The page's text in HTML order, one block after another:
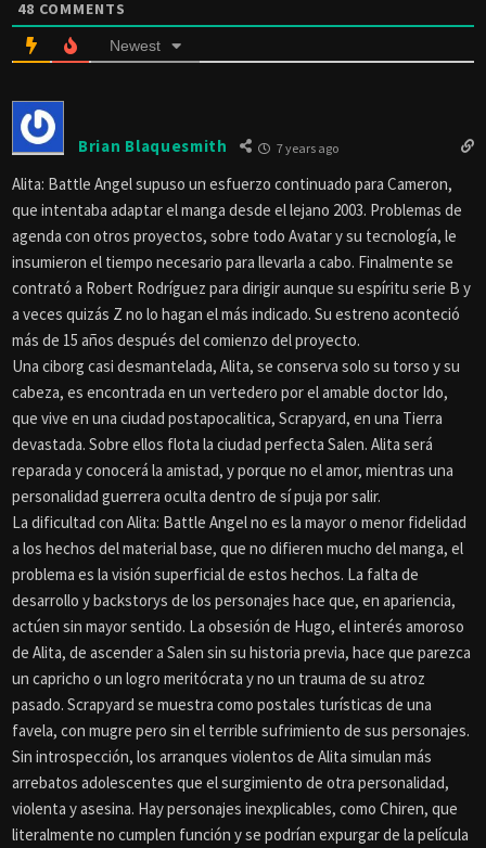
48 COMMENTS
Newest
Brian Blaquesmith 7 years ago
Alita: Battle Angel supuso un esfuerzo continuado para Cameron,
que intentaba adaptar el manga desde el lejano 2003. Problemas de
agenda con otros proyectos, sobre todo Avatar y su tecnología, le
insumieron el tiempo necesario para llevarla a cabo. Finalmente se
contrató a Robert Rodríguez para dirigir aunque su espíritu serie B y
a veces quizás Z no lo hagan el más indicado. Su estreno aconteció
más de 15 años después del comienzo del proyecto.
Una ciborg casi desmantelada, Alita, se conserva solo su torso y su
cabeza, es encontrada en un vertedero por el amable doctor Ido,
que vive en una ciudad postapocalitica, Scrapyard, en una Tierra
devastada. Sobre ellos flota la ciudad perfecta Salen. Alita será
reparada y conocerá la amistad, y porque no el amor, mientras una
personalidad guerrera oculta dentro de sí puja por salir.
La dificultad con Alita: Battle Angel no es la mayor o menor fidelidad
a los hechos del material base, que no difieren mucho del manga, el
problema es la visión superficial de estos hechos. La falta de
desarrollo y backstorys de los personajes hace que, en apariencia,
actúen sin mayor sentido. La obsesión de Hugo, el interés amoroso
de Alita, de ascender a Salen sin su historia previa, hace que parezca
un capricho o un logro meritócrata y no un trauma de su atroz
pasado. Scrapyard se muestra como postales turísticas de una
favela, con mugre pero sin el terrible sufrimiento de sus personajes.
Sin introspección, los arranques violentos de Alita simulan más
arrebatos adolescentes que el surgimiento de otra personalidad,
violenta y asesina. Hay personajes inexplicables, como Chiren, que
literalmente no cumplen función y se podrían expurgar de la película